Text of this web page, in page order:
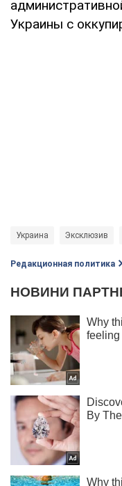
Украины с
Украина Эксклюзив
Редакционная политика